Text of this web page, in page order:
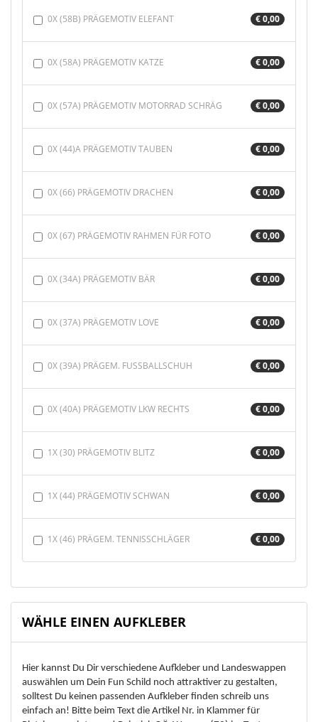
0X (58B) PRÄGEMOTIV ELEFANT € 0,00
0X (58A) PRÄGEMOTIV KATZE € 0,00
0X (57A) PRÄGEMOTIV MOTORRAD SCHRÄG € 0,00
0X (44)A PRÄGEMOTIV TAUBEN € 0,00
0X (66) PRÄGEMOTIV DRACHEN € 0,00
0X (67) PRÄGEMOTIV RAHMEN FÜR FOTO € 0,00
0X (34A) PRÄGEMOTIV BÄR € 0,00
0X (37A) PRÄGEMOTIV LOVE € 0,00
0X (39A) PRÄGEM. FUSSBALLSCHUH € 0,00
0X (40A) PRÄGEMOTIV LKW RECHTS € 0,00
1X (30) PRÄGEMOTIV BLITZ € 0,00
1X (44) PRÄGEMOTIV SCHWAN € 0,00
1X (46) PRÄGEM. TENNISSCHLÄGER € 0,00
WÄHLE EINEN AUFKLEBER
Hier kannst Du Dir verschiedene Aufkleber und Landeswappen
auswählen um Dein Fun Schild noch attraktiver zu gestalten,
solltest Du keinen passenden Aufkleber finden schreib uns
einfach an! Bitte beim Text die Artikel Nr. in Klammer für